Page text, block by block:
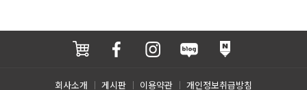
회사소개 게시판 이용약관 개인정보취급방침